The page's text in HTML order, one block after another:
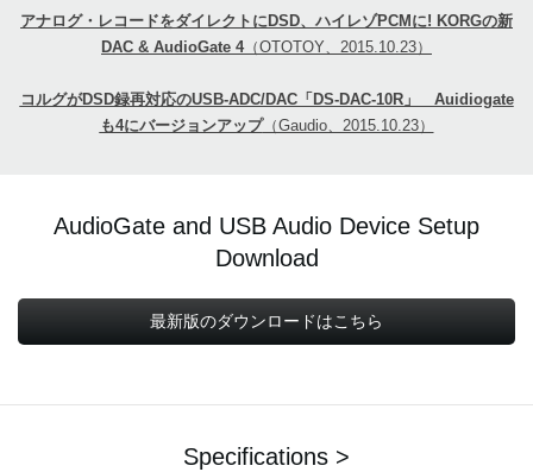
アナログ・レコードをダイレクトにDSD、ハイレゾPCMに! KORGの新
DAC & AudioGate 4（OTOTOY、2015.10.23）
コルグがDSD録再対応のUSB-ADC/DAC「DS-DAC-10R」 Auidiogate
も4にバージョンアップ（Gaudio、2015.10.23）
AudioGate and USB Audio Device Setup
Download
最新版のダウンロードはこちら
Specifications >